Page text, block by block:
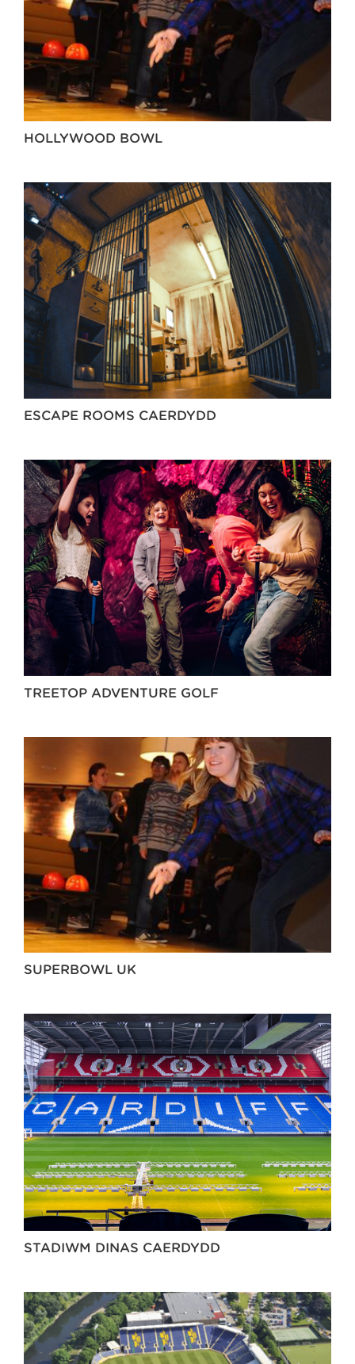
HOLLYWOOD BOWL
ESCAPE ROOMS CAERDYDD
TREETOP ADVENTURE GOLF
SUPERBOWL UK
STADIWM DINAS CAERDYDD